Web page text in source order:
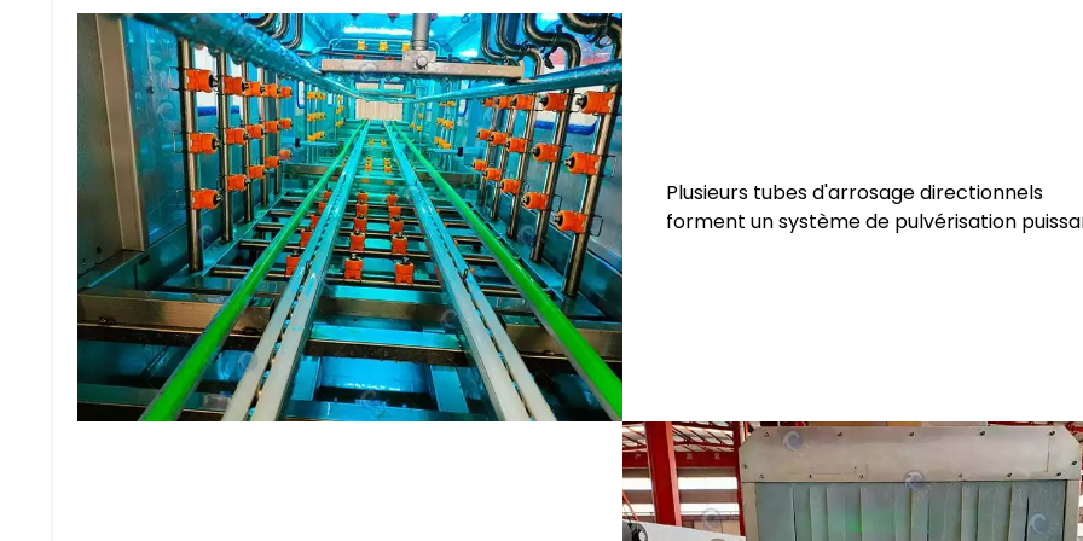
Plusieurs tubes d'arrosage directionnels
forment un système de pulvérisation